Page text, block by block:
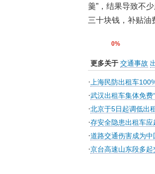
羹”，结果导致不
三十块钱，补贴油
0%
更多关于 交通事故
· 上海民防出租车
·武汉出租车集体免费
·北京于5日起调低出
·存安全隐患出租车应
·道路交通伤害成为
·京台高速山东段多